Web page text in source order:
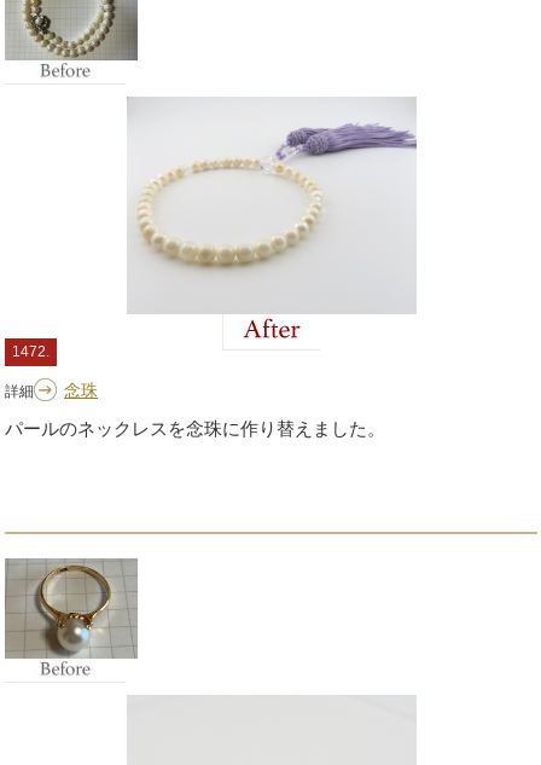
1472.
詳細 念珠
パールのネックレスを念珠に作り替えました。